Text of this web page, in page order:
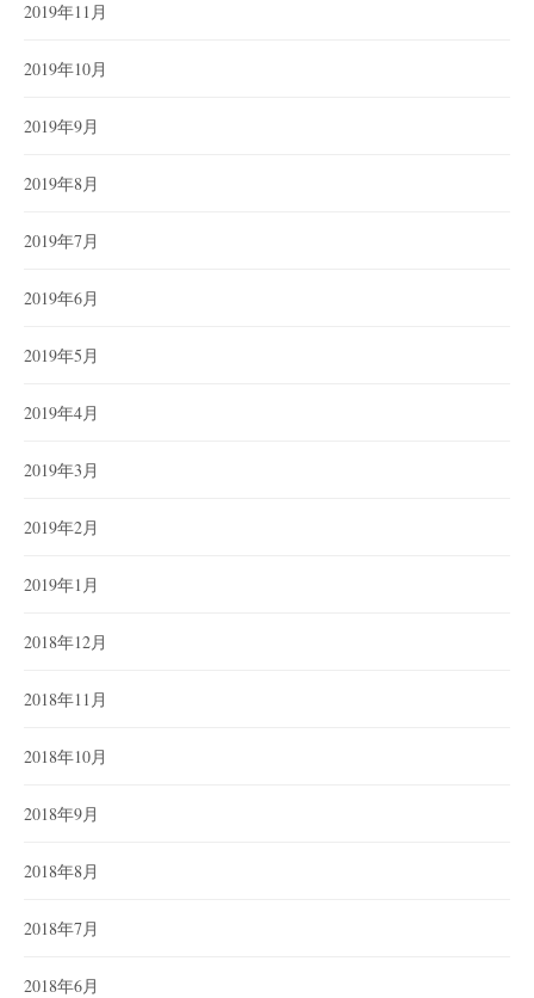
2019年11月
2019年10月
2019年9月
2019年8月
2019年7月
2019年6月
2019年5月
2019年4月
2019年3月
2019年2月
2019年1月
2018年12月
2018年11月
2018年10月
2018年9月
2018年8月
2018年7月
2018年6月